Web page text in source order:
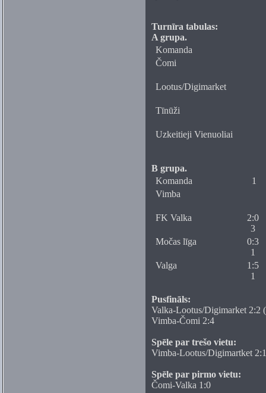
Turnīra tabulas:
A grupa.
Komanda
Čomi
Lootus/Digimarket
Tīnūži
Uzkeitieji Vienuoliai
B grupa.
Komanda
1
Vimba
FK Valka
2:0
3
Močas līga
0:3
1
Valga
1:5
1
Pusfināls:
Valka-Lootus/Digimarket 2:2
Vimba-Čomi 2:4
Spēle par trešo vietu:
Vimba-Lootus/Digimartket 2:1
Spēle par pirmo vietu:
Čomi-Valka 1:0